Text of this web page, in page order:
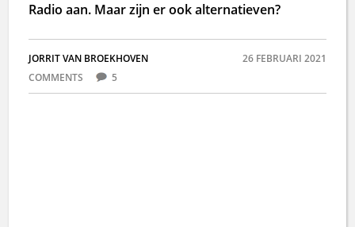
Radio aan. Maar zijn er ook alternatieven?
JORRIT VAN BROEKHOVEN
26 FEBRUARI 2021
COMMENTS
5